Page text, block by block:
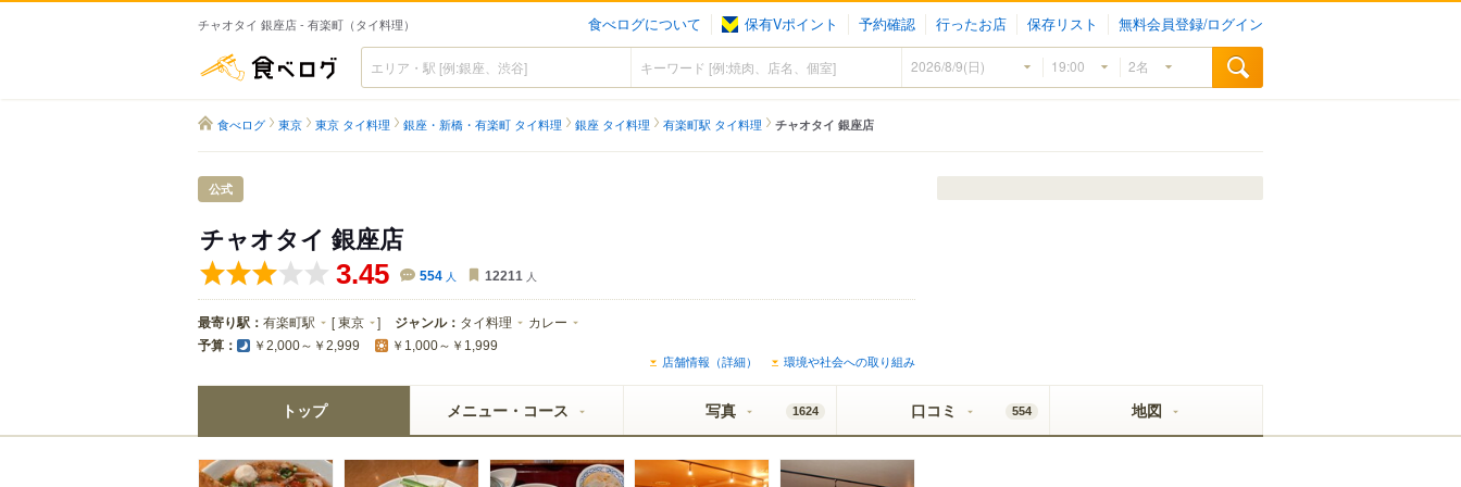
チャオタイ 銀座店 - 有楽町（タイ料理） 食べログについて 保有Vポイント 予約確認 行ったお店 保存リスト 無料会員登録/ログイン
食べログ
食べログ 東京 東京 タイ料理 銀座・新橋・有楽町 タイ料理 銀座 タイ料理 有楽町駅 タイ料理 チャオタイ 銀座店
公式
チャオタイ 銀座店
3.45 554 人 12211 人
最寄り駅： 有楽町駅 [東京 ] ジャンル： タイ料理 カレー
予算： ￥2,000～￥2,999 ￥1,000～￥1,999
店舗情報（詳細） 環境や社会への取り組み
トップ メニュー・コース 写真 1624 口コミ 554 地図